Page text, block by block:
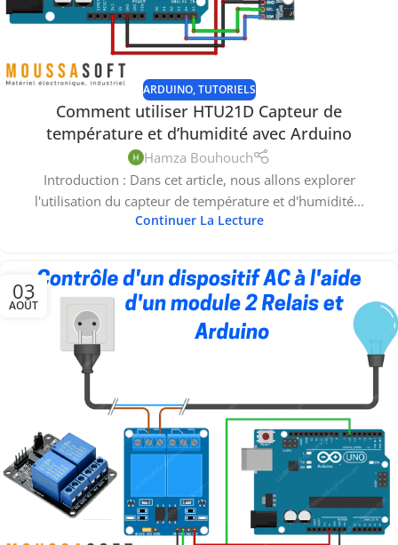
ARDUINO,TUTORIELS
Comment utiliser HTU21D Capteur de
température et d’humidité avec Arduino
Hamza Bouhouch
Introduction : Dans cet article, nous allons explorer
l'utilisation du capteur de température et d'humidité...
Continuer La Lecture
03
AOÛT